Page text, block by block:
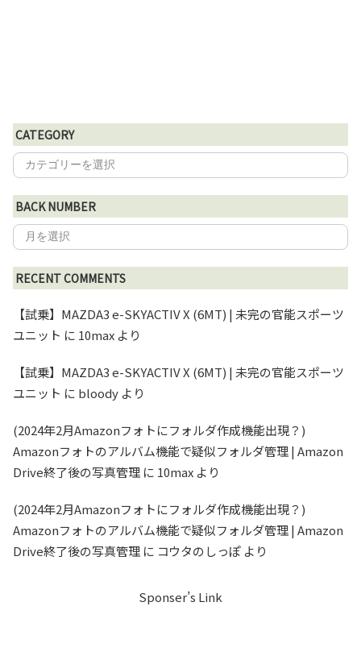
CATEGORY
BACK NUMBER
RECENT COMMENTS
【試乗】MAZDA3 e-SKYACTIV X (6MT) | 未完の官能スポーツ
ユニット に 10max より
【試乗】MAZDA3 e-SKYACTIV X (6MT) | 未完の官能スポーツ
ユニット に bloody より
(2024年2月Amazonフォトにフォルダ作成機能出現？)
Amazonフォトのアルバム機能で疑似フォルダ管理 | Amazon
Drive終了後の写真管理 に 10max より
(2024年2月Amazonフォトにフォルダ作成機能出現？)
Amazonフォトのアルバム機能で疑似フォルダ管理 | Amazon
Drive終了後の写真管理 に コウタのしっぽ より
Sponser’s Link